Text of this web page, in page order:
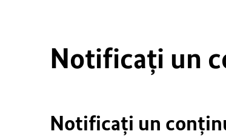
Notificați un
Notificați un